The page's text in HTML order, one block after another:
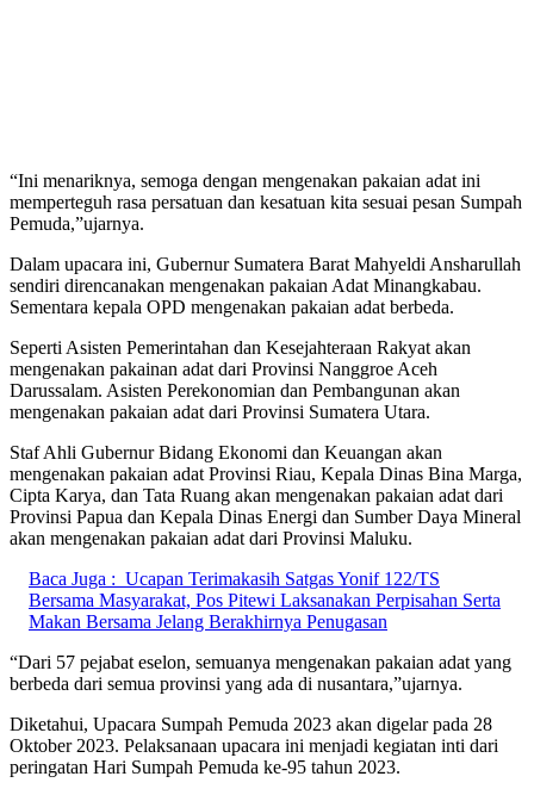
“Ini menariknya, semoga dengan mengenakan pakaian adat ini
memperteguh rasa persatuan dan kesatuan kita sesuai pesan Sumpah
Pemuda,”ujarnya.
Dalam upacara ini, Gubernur Sumatera Barat Mahyeldi Ansharullah
sendiri direncanakan mengenakan pakaian Adat Minangkabau.
Sementara kepala OPD mengenakan pakaian adat berbeda.
Seperti Asisten Pemerintahan dan Kesejahteraan Rakyat akan
mengenakan pakainan adat dari Provinsi Nanggroe Aceh
Darussalam. Asisten Perekonomian dan Pembangunan akan
mengenakan pakaian adat dari Provinsi Sumatera Utara.
Staf Ahli Gubernur Bidang Ekonomi dan Keuangan akan
mengenakan pakaian adat Provinsi Riau, Kepala Dinas Bina Marga,
Cipta Karya, dan Tata Ruang akan mengenakan pakaian adat dari
Provinsi Papua dan Kepala Dinas Energi dan Sumber Daya Mineral
akan mengenakan pakaian adat dari Provinsi Maluku.
Baca Juga : Ucapan Terimakasih Satgas Yonif 122/TS
Bersama Masyarakat, Pos Pitewi Laksanakan Perpisahan Serta
Makan Bersama Jelang Berakhirnya Penugasan
“Dari 57 pejabat eselon, semuanya mengenakan pakaian adat yang
berbeda dari semua provinsi yang ada di nusantara,”ujarnya.
Diketahui, Upacara Sumpah Pemuda 2023 akan digelar pada 28
Oktober 2023. Pelaksanaan upacara ini menjadi kegiatan inti dari
peringatan Hari Sumpah Pemuda ke-95 tahun 2023.